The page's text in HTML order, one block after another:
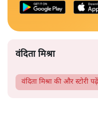
वंदिता मिश्रा
वंदिता मिश्रा की और स्टोरी पढ़ें